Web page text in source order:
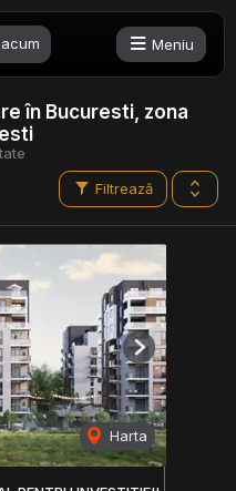
Meniu
în Bucuresti, zona
Filtrează
Harta
Next